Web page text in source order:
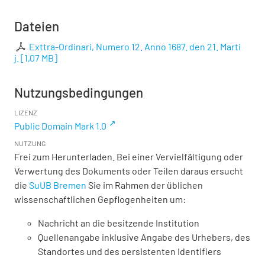
Dateien
Exttra-Ordinari, Numero 12. Anno 1687. den 21. Marti
j. [1,07 MB]
Nutzungsbedingungen
LIZENZ
Public Domain Mark 1.0
NUTZUNG
Frei zum Herunterladen. Bei einer Vervielfältigung oder
Verwertung des Dokuments oder Teilen daraus ersucht
die SuUB Bremen Sie im Rahmen der üblichen
wissenschaftlichen Gepflogenheiten um:
Nachricht an die besitzende Institution
Quellenangabe inklusive Angabe des Urhebers, des
Standortes und des persistenten Identifiers